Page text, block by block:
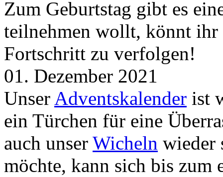
Zum Geburtstag gibt es
teilnehmen wollt, könnt
Fortschritt zu verfolgen!
01. Dezember 2021
Unser Adventskalender ist
ein Türchen für eine
auch unser Wicheln wieder
möchte, kann sich bis